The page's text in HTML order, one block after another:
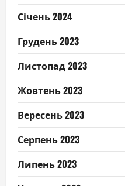
Січень 2024
Грудень 2023
Листопад 2023
Жовтень 2023
Вересень 2023
Серпень 2023
Липень 2023